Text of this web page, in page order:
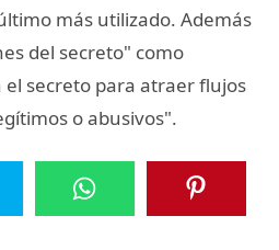
más utilizado. Además
del secreto" como
secreto para atraer flujos
o abusivos".